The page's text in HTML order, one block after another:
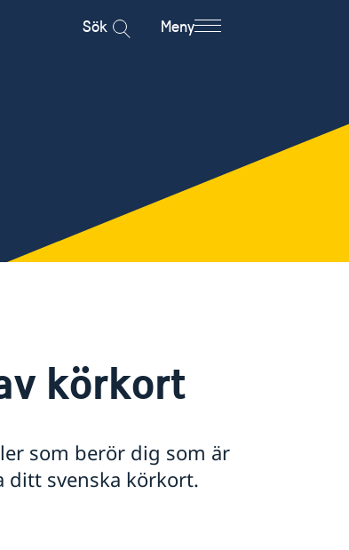
Sök Meny
körkort
som berör dig som är
ditt svenska körkort.